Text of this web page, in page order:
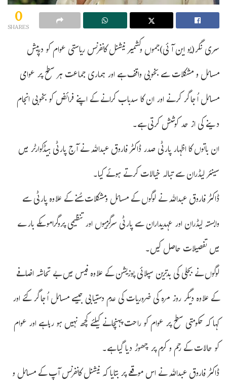
0
SHARES
سری نگر(یو این آئی)جموں وکشمیر نیشنل کانفرنس ریاستی عوام کو درپیش
مسائل و مشکلات سے بخوبی واقف ہے اور ہماری جماعت ہر سطح پر عوامی
مسائل اُجاگر کرنے اور ان کا سدباب کرانے کے اپنے فرائض کو بخوبی انجام
دینے کی از حد کوشش کرتی ہے۔
ان باتوں کا اظہار پارٹی صدر ڈاکٹر فاروق عبداللہ نے آج پارٹی ہیڈکوارٹر میں
سینئر لیڈران سے تبالہ خیالات کرتے ہوئے کیا۔
ڈاکٹر فاروق عبداللہ نے لوگوں کے مسائل ومشکلات سُنے کے علاوہ پارٹی سے
وابستہ لیڈران اور عہدیداران سے پارٹی سرگرمیوں اور تنظیمی پروگراموںکے بارے
میں تفصیلات حاصل کیں۔
لوگوں نے بجلی کی بدترین سپلائی پوزیشن کے علاوہ فیس میں بے تحاشہ اضافے
کے علاوہ دیگر روز مرہ کی ضروریات کی عدم دستیابی جیسے مسائل اُجاگر کئے اور
کہا کہ حکومتی سطح پر عوام کو راحت پہنچانے کیلئے کچھ نہیں ہو رہاہے اور عوام
کو حالات کے رحم و کرم پر چھوڑ دیا گیا ہے۔
ڈاکٹر فاروق عبداللہ نے اس موقعے پر بتایا کہ نیشنل کانفرنس آپ کے مسائل و